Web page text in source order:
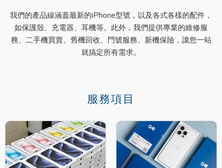
我們的產品線涵蓋最新的iPhone型號，以及各式各樣的配件，
如保護殼、充電器、耳機等。此外，我們提供專業的維修服
務、二手機買賣、舊機回收、門號服務、新機保險，讓您一站
就搞定所有需求。
服務項目